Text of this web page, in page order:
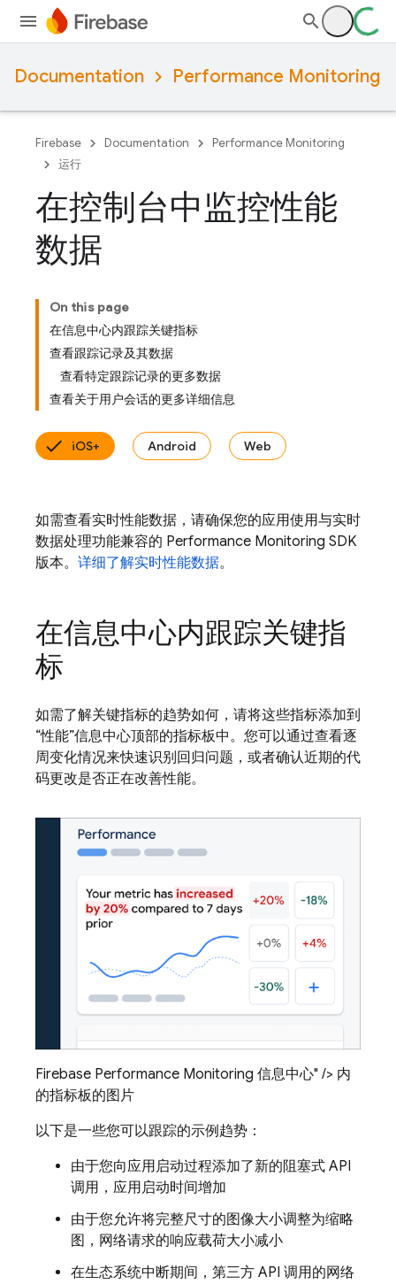
Documentation Performance Monitoring
Firebase Documentation
Performance Monitoring
运行
在控制台中监控性能
数据
On this page
在信息中心内跟踪关键指标
查看跟踪记录及其数据
查看特定跟踪记录的更多数据
查看关于用户会话的更多详细信息
iOS+ Android Web
如需查看实时性能数据，请确保您的应用使用与实时
数据处理功能兼容的 Performance Monitoring SDK
版本。 详细了解实时性能数据。
在信息中心内跟踪关键指
标
如需了解关键指标的趋势如何，请将这些指标添加到
“性能”信息中心顶部的指标板中。您可以通过查看逐
周变化情况来快速识别回归问题，或者确认近期的代
码更改是否正在改善性能。
Firebase Performance Monitoring 信息中心" /> 内
的指标板的图片
以下是一些您可以跟踪的示例趋势：
由于您向应用启动过程添加了新的阻塞式 API
调用，应用启动时间增加
由于您允许将完整尺寸的图像大小调整为缩略
图，网络请求的响应载荷大小减小
在生态系统中断期间，第三方 API 调用的网络